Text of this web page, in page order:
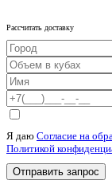
Рассчитать доставку
Я даю Согласие на
Политикой